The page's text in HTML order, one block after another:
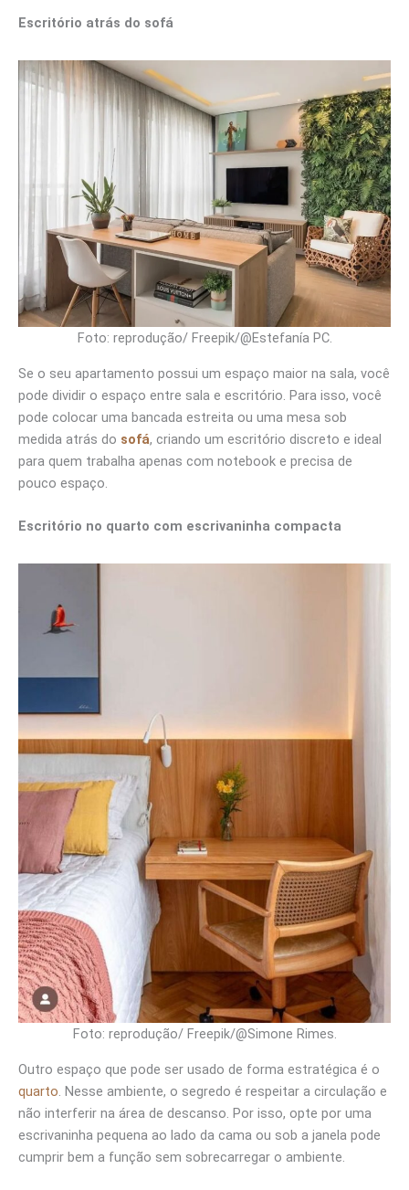
Escritório atrás do sofá
Foto: reprodução/ Freepik/@Estefanía PC.
Se o seu apartamento possui um espaço maior na sala, você
pode dividir o espaço entre sala e escritório. Para isso, você
pode colocar uma bancada estreita ou uma mesa sob
medida atrás do sofá, criando um escritório discreto e ideal
para quem trabalha apenas com notebook e precisa de
pouco espaço.
Escritório no quarto com escrivaninha compacta
Foto: reprodução/ Freepik/@Simone Rimes.
Outro espaço que pode ser usado de forma estratégica é o
quarto. Nesse ambiente, o segredo é respeitar a circulação e
não interferir na área de descanso. Por isso, opte por uma
escrivaninha pequena ao lado da cama ou sob a janela pode
cumprir bem a função sem sobrecarregar o ambiente.